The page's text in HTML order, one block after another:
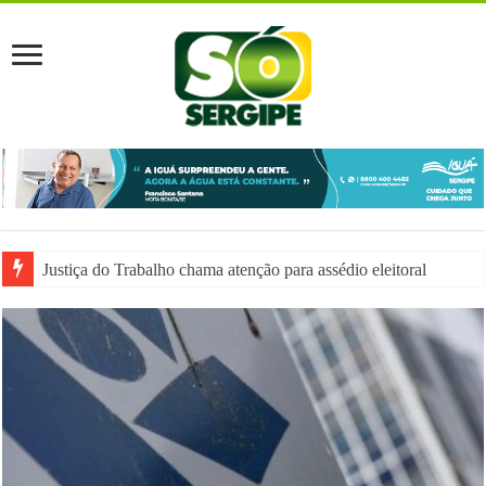
Justiça do Trabalho chama atenção para assédio eleitoral